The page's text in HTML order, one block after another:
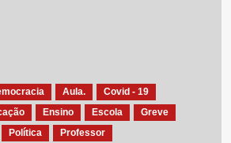
Aula.
Covid - 19
Ensino Escola
Greve
Política Professor